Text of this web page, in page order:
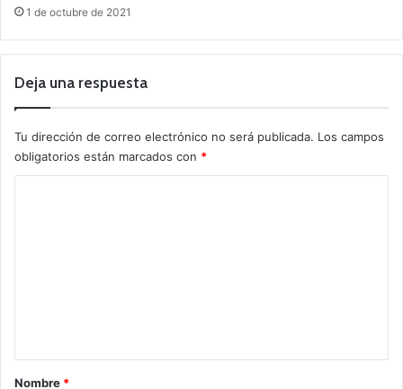
1 de octubre de 2021
Deja una respuesta
Tu dirección de correo electrónico no será publicada. Los campos
obligatorios están marcados con *
r
Nombre *